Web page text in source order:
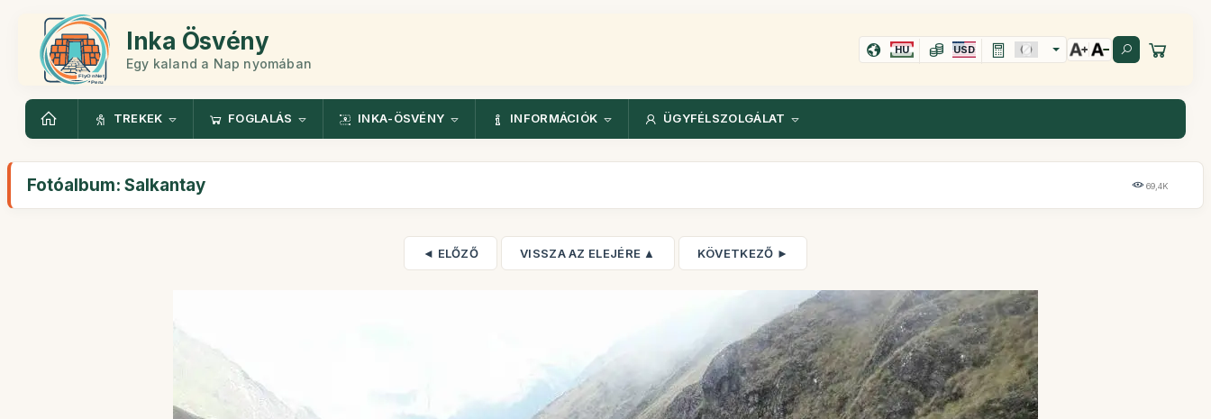
Inka Ösvény
Egy kaland a Nap nyomában
HU USD
TREKEK FOGLALÁS INKA-ÖSVÉNY INFORMÁCIÓK ÜGYFÉLSZOLGÁLAT
Fotóalbum: Salkantay 69,4K
◄ ELŐZŐ VISSZA AZ ELEJÉRE ▲ KÖVETKEZŐ ►